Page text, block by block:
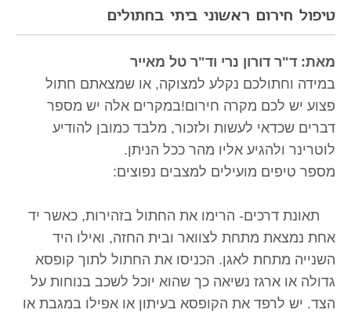
טיפול חירום ראשוני ביתי בחתולים
מאת: ד"ר דורון נרי וד"ר טל מאייר
במידה וחתולכם נקלע למצוקה, או שמצאתם חתול
פצוע יש לכם מקרה חירום!במקרים אלה יש מספר
דברים שכדאי לעשות ולזכור, מלבד כמובן להודיע
לוטרינר ולהגיע אליו מהר ככל הניתן.
מספר טיפים מועילים למצבים נפוצים:
תאונת דרכים- הרימו את החתול בזהירות, כאשר יד
אחת נמצאת מתחת לצוואר ובית החזה, ואילו היד
השנייה מתחת לאגן. הכניסו את החתול לתוך קופסא
גדולה או ארגז נשיאה כך שהוא יוכל לשכב בנוחות על
הצד. יש לרפד את הקופסא בעיתון או אפילו במגבת או